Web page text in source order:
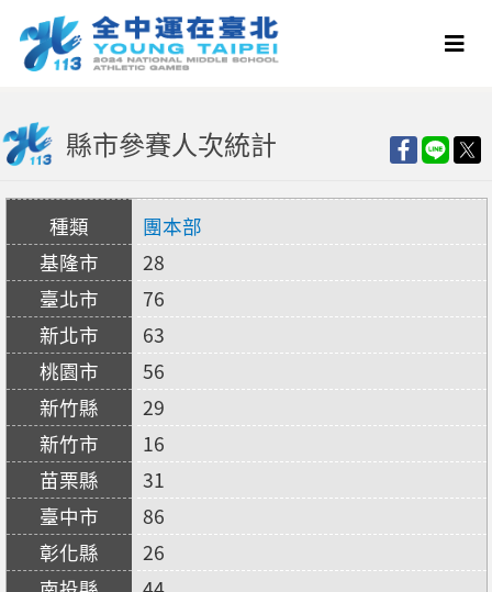
縣市參賽人次統計
團本部
28
76
63
56
29
16
31
86
26